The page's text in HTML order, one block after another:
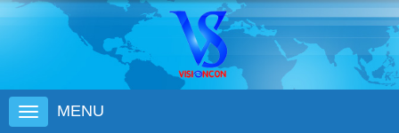
MENU